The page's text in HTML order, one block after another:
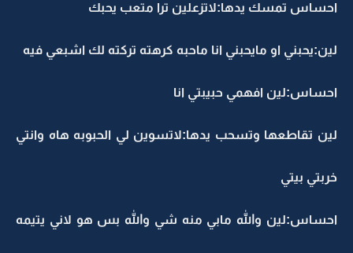
احساس تمسك يدها:لاتزعلين ترا متعب يحبك
لين:يحبني او مايحبني انا ماحبه كرهته تركته لك اشبعي فيه
احساس:لين افهمي حبيبتي انا
لين تقاطعها وتسحب يدها:لاتسوين لي الحبوبه هاه وانتي
خربتي بيتي
احساس:لين والله مابي منه شي والله بس هو لاني يتيمه